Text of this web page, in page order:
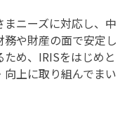
ニーズに対応し、中
や財産の面で安定し
め、IRISをはじめと
上に取り組んでまい